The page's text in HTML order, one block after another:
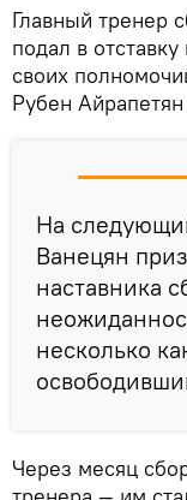
Главный тренер
подал в
своих
Рубен
На
Ванецян
наставника
несколько
Через месяц